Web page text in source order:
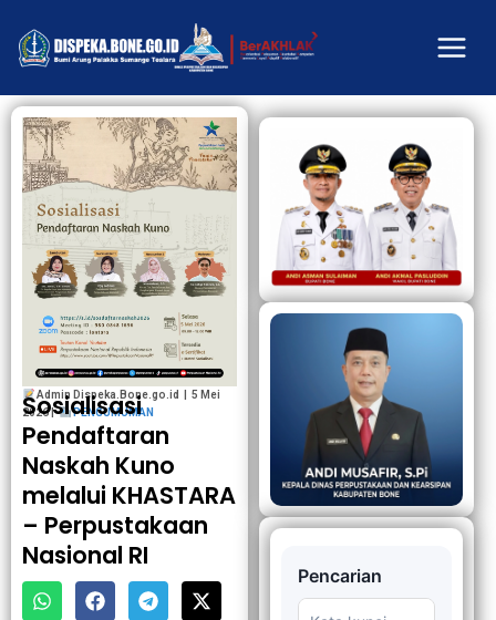
Admin Dispeka.Bone.go.id | 5 Mei
2026 |
PENGUMUMAN
Sosialisasi
Pendaftaran
Naskah Kuno
melalui KHASTARA
– Perpustakaan
Nasional RI
Pencarian